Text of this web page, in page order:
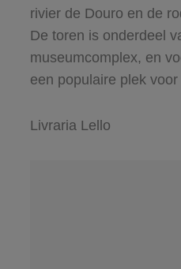
rivier de Douro en de
De toren is onderdeel
museumcomplex, en
een populaire plek voor
Livraria Lello